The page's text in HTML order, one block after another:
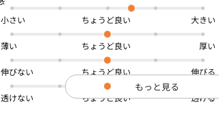
小さい 大きい
薄い 厚い
伸びない 伸びる
透けない 透ける
もっと見る